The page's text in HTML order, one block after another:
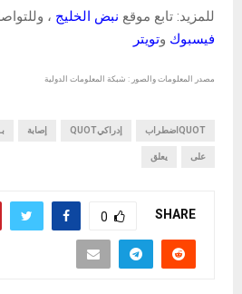
للمزيد: تابع موقع نبض الخليج ،
فيسبوك وتويتر
مصدر المعلومات والصور : شبكة المعلومات الدولية
QUOTاضطراب إدراكيQUOT إصابة بـ
على يعلق
SHARE
0